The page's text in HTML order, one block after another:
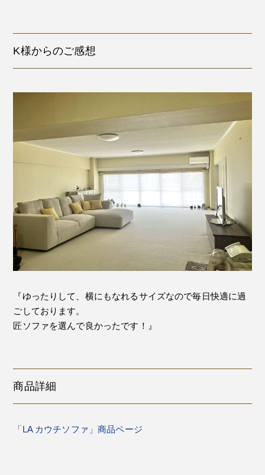
K様からのご感想
『ゆったりして、横にもなれるサイズなので毎日快適に過
ごしております。
匠ソファを選んで良かったです！』
商品詳細
「LA カウチソファ」商品ページ